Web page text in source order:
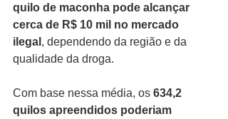
quilo de maconha pode alcançar
cerca de R$ 10 mil no mercado
ilegal , dependendo da região e da
qualidade da droga.
Com base nessa média, os 634,2
quilos apreendidos poderiam